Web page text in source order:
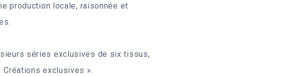
production locale, raisonnée et
séries exclusives de six tissus,
exclusives ».